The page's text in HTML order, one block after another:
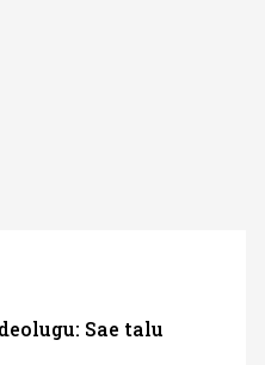
Sae talu